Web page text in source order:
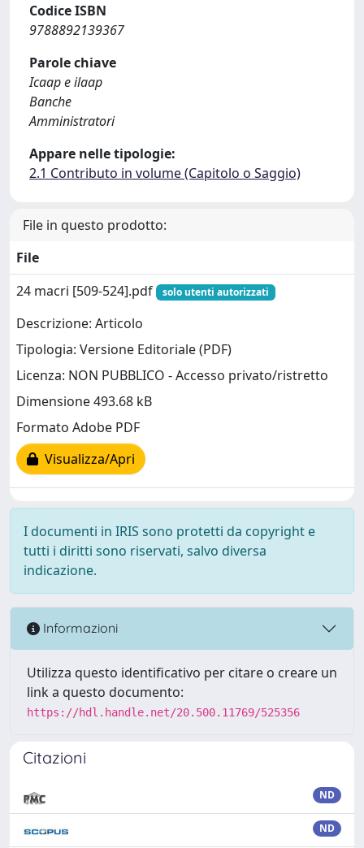
Codice ISBN
9788892139367
Parole chiave
Icaap e ilaap
Banche
Amministratori
Appare nelle tipologie:
2.1 Contributo in volume (Capitolo o Saggio)
File in questo prodotto:
File
24 macri [509-524].pdf
solo utenti autorizzati
Descrizione: Articolo
Tipologia: Versione Editoriale (PDF)
Licenza: NON PUBBLICO - Accesso privato/ristretto
Dimensione 493.68 kB
Formato Adobe PDF
Visualizza/Apri
I documenti in IRIS sono protetti da copyright e
tutti i diritti sono riservati, salvo diversa
indicazione.
Informazioni
Utilizza questo identificativo per citare o creare un
link a questo documento:
https://hdl.handle.net/20.500.11769/525356
Citazioni
ND
ND